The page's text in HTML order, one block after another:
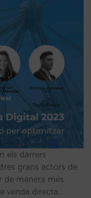
els darrers
grans actors de
de manera més
venda directa.…